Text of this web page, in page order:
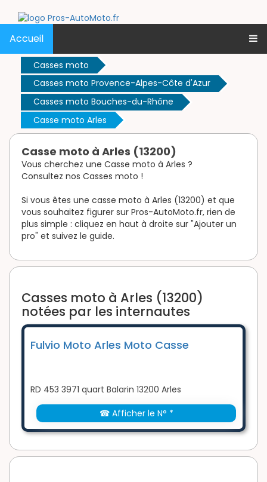
Accueil
Casses moto
Casses moto Provence-Alpes-Côte d'Azur
Casses moto Bouches-du-Rhône
Casse moto Arles
Casse moto à Arles (13200)
Vous cherchez une Casse moto à Arles ?
Consultez nos Casses moto !
Si vous êtes une casse moto à Arles (13200) et que
vous souhaitez figurer sur Pros-AutoMoto.fr, rien de
plus simple : cliquez en haut à droite sur "Ajouter un
pro" et suivez le guide.
Casses moto à Arles (13200)
notées par les internautes
Fulvio Moto Arles Moto Casse
RD 453 3971 quart Balarin 13200 Arles
☎ Afficher le N° *